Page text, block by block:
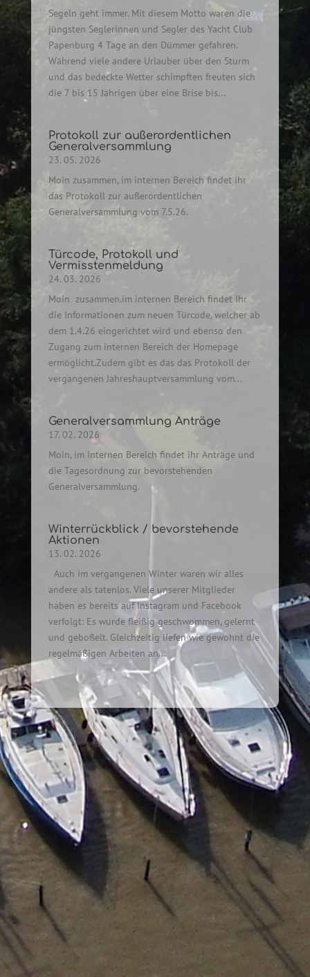
Segeln geht immer. Mit diesem Motto waren die
jüngsten Seglerinnen und Segler des Yacht Club
Papenburg 4 Tage an den Dümmer gefahren.
Während viele andere Urlauber über den Sturm
und das bedeckte Wetter schimpften freuten sich
die 7 bis 15 Jährigen über eine Brise bis...
Protokoll zur außerordentlichen
Generalversammlung
23. 05. 2026
Moin zusammen, im internen Bereich findet ihr
das Protokoll zur außerordentlichen
Generalversammlung vom 7.5.26.
Türcode, Protokoll und
Vermisstenmeldung
24. 03. 2026
Moin zusammen.im internen Bereich findet Ihr
die Informationen zum neuen Türcode, welcher ab
dem 1.4.26 eingerichtet wird und ebenso den
Zugang zum internen Bereich der Homepage
ermöglicht.Zudem gibt es das das Protokoll der
vergangenen Jahreshauptversammlung vom...
Generalversammlung Anträge
17. 02. 2026
Moin, im Internen Bereich findet ihr Anträge und
die Tagesordnung zur bevorstehenden
Generalversammlung.
Winterrückblick / bevorstehende
Aktionen
13. 02. 2026
Auch im vergangenen Winter waren wir alles
andere als tatenlos. Viele unserer Mitglieder
haben es bereits auf Instagram und Facebook
verfolgt: Es wurde fleißig geschwommen, gelernt
und geboßelt. Gleichzeitig liefen wie gewohnt die
regelmäßigen Arbeiten an...